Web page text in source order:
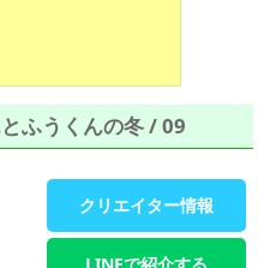
ふうくんの冬 / 09
クリエイター情報